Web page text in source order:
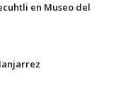
en Museo del